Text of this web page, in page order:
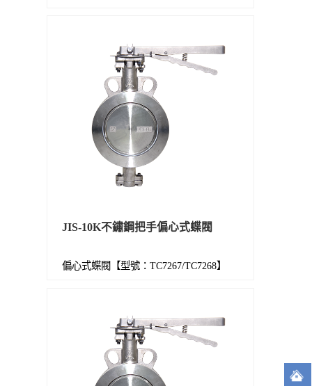
JIS-10K不鏽鋼把手偏心式蝶閥
偏心式蝶閥【型號：TC7267/TC7268】